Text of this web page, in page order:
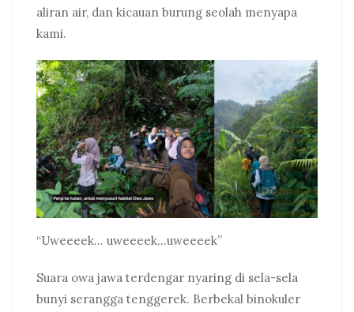
aliran air, dan kicauan burung seolah menyapa
kami.
“Uweeeek… uweeeek…uweeeek”
Suara owa jawa terdengar nyaring di sela-sela
bunyi serangga tenggerek. Berbekal binokuler